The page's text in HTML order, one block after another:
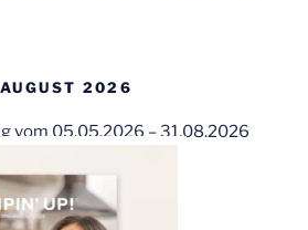
2026
vom 05.05.2026 – 31.08.2026